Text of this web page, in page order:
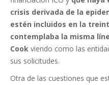
crisis derivada de la
estén incluidos en la
contemplaba la misma
Cook viendo como las
sus solicitudes.
Otra de las cuestiones que